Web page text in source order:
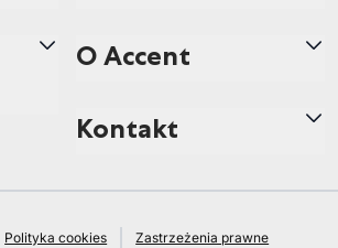
O Accent
Kontakt
Polityka cookies Zastrzeżenia prawne